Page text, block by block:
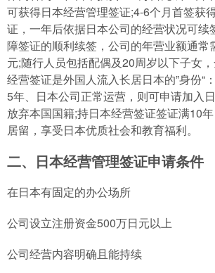
可获得日本经营管理签证;4-6个月首签获
证，一年后依据日本公司的经营状况可续
障签证的顺利续签，公司的年营业额通常
元;随行人员包括配偶及20周岁以下子女
经营签证是外国人流入长居日本的”身份“
5年、日本公司正常运营，则可申请加入
放弃本国国籍;持日本经营签证签证满10
居留，享受日本优质社会和教育福利。
二、日本经营管理签证申请条件
在日本有固定的办公场所
公司设立注册资金500万日元以上
公司经营内容明确且能持续